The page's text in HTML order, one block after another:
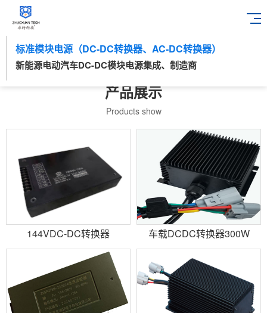
标准模块电源（DC-DC转换器、AC-DC转换器）
新能源电动汽车DC-DC模块电源集成、制造商
产品展示
Products show
144VDC-DC转换器 车载DCDC转换器300W